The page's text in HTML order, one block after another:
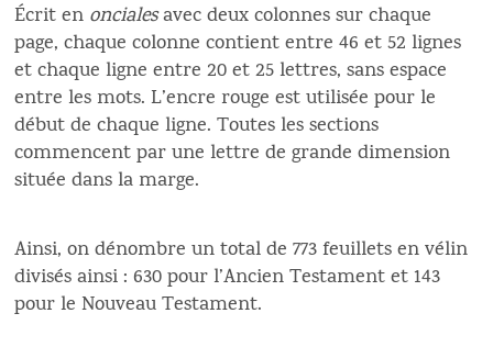
Écrit en oncialesavec deux colonnes sur chaque
page, chaque colonne contient entre 46 et 52 lignes
et chaque ligne entre 20 et 25 lettres, sans espace
entre les mots. L’encre rouge est utilisée pour le
début de chaque ligne. Toutes les sections
commencent par une lettre de grande dimension
située dans la marge.
Ainsi, on dénombre un total de 773 feuillets en vélin
divisés ainsi : 630 pour l’Ancien Testament et 143
pour le Nouveau Testament.